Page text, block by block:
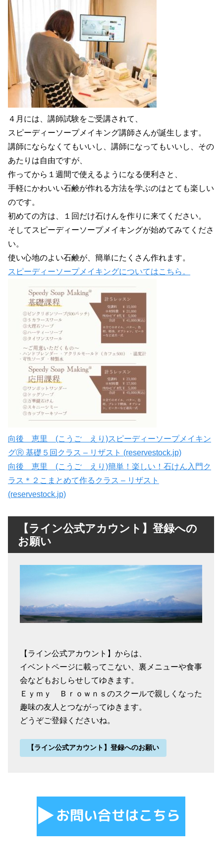
４月には、講師試験をご受講されて、
スピーディーソープメイキング講師さんが誕生します。
講師にならなくてもいいし、講師になってもいいし、その
あたりは自由ですが、
作ってから１週間で使えるようになる便利さと、
手軽にかわいい石鹸が作れる方法を学ぶのはとても楽しい
のです。
初めての方は、１回だけ石けんを作りに来てください。
そしてスピーディーソープメイキングが始めてみてくださ
い。
使い心地のよい石鹸が、簡単にたくさん作れます。
スピーディーソープメイキングについてはこちら。
向後 恵里 (こうご えり)スピーディーソープメイキン
グⓇ 基礎５回クラス – リザスト (reservestock.jp)
向後 恵里 (こうご えり)簡単！楽しい！石けん入門ク
ラス＊２こまとめて作るクラス – リザスト
(reservestock.jp)
【ライン公式アカウント】登録への
お願い
【ライン公式アカウント】からは、
イベントページに載ってこない、裏メニューや食事
会などもおしらせしてゆきます。
Ｅｙｍｙ Ｂｒｏｗｎｓのスクールで親しくなった
趣味の友人とつながってゆきます。
どうぞご登録くださいね。
【ライン公式アカウント】登録へのお願い